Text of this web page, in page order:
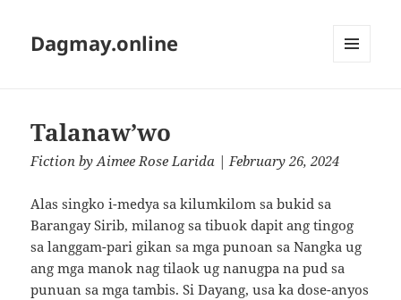
Dagmay.online
Talanaw’wo
Fiction byAimee Rose Larida | February 26, 2024
Alas singko i-medya sa kilumkilom sa bukid sa
Barangay Sirib, milanog sa tibuok dapit ang tingog
sa langgam-pari gikan sa mga punoan sa Nangka ug
ang mga manok nag tilaok ug nanugpa na pud sa
punuan sa mga tambis. Si Dayang, usa ka dose-anyos